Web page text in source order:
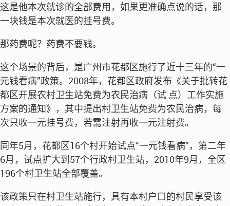
这是他本次就诊的全部费用，如果更准确点说的话，那
一块钱是本次就医的挂号费。
那药费呢？药费不要钱。
这个场景的背后，是广州市花都区施行了近十三年的“一
元钱看病”政策。2008年，花都区政府发布《关于批转花
都区开展农村卫生站免费为农民治病（试 点）工作实施
方案的通知》，其中提出村卫生站免费为农民治病，每
次只收一元挂号费，若需注射再收一元注射费。
同年5月，花都区16个村开始试点“一元钱看病”，第二年
6月，试点扩大到57个行政村卫生站，2010年9月，全区
196个村卫生站全部覆盖。
该政策只在村卫生站施行，具有本村户口的村民享受该